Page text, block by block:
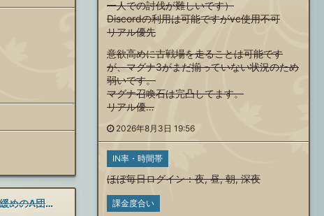
一人での討伐が難しいです）
Discordの利用は可能ですがvc使用不可
リアル優先
意欲高めに古戦場を走ることは可能です
が、マグナ3がまだ揃っていない状況のため
弱いです。
マグナ召喚石は完凸してます。
リアル優…
2026年8月3日 19:56
IN率・時間帯
ほぼ毎日ログイン：夜,昼,朝,深夜
課金度合い
ノルマなしor緩めのA団希望